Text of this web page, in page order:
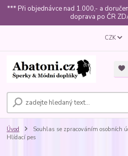
*** Při objednávce nad 1.000,- a
doprava po ČR
CZK
Úvod
Souhlas se zpracováním osobních
Hlídací pes